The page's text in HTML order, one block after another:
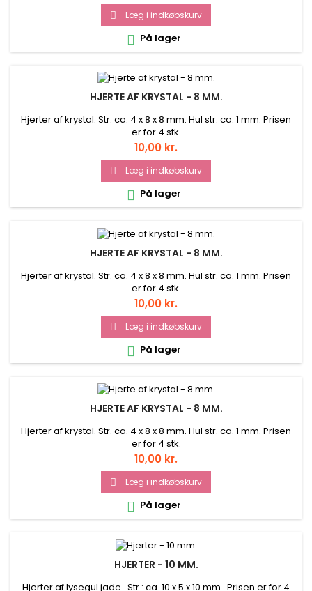
 Læg i indkøbskurv
 På lager
HJERTE AF KRYSTAL - 8 MM.
Hjerter af krystal. Str. ca. 4 x 8 x 8 mm. Hul str. ca. 1 mm. Prisen
er for 4 stk.
Pris
10,00 kr.
 Læg i indkøbskurv
 På lager
HJERTE AF KRYSTAL - 8 MM.
Hjerter af krystal. Str. ca. 4 x 8 x 8 mm. Hul str. ca. 1 mm. Prisen
er for 4 stk.
Pris
10,00 kr.
 Læg i indkøbskurv
 På lager
HJERTE AF KRYSTAL - 8 MM.
Hjerter af krystal. Str. ca. 4 x 8 x 8 mm. Hul str. ca. 1 mm. Prisen
er for 4 stk.
Pris
10,00 kr.
 Læg i indkøbskurv
 På lager
HJERTER - 10 MM.
Hjerter af lysegul jade. Str.: ca. 10 x 5 x 10 mm. Prisen er for 4